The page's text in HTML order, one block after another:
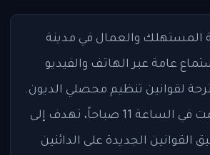
المستهلك والعمال في مدينة
عامة عبر الهاتف والفيديو
لقوانين تنظيم محصلي الديون.
الجلسة، التي أُقيمت في الساعة 11 صباحاً، تهدف إلى
القوانين الجديدة على الدائنين